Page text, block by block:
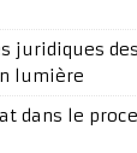
juridiques
lumière
dans le